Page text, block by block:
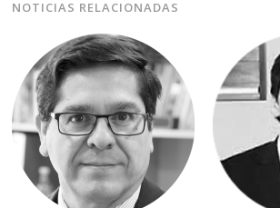
NOTICIAS RELACIONADAS